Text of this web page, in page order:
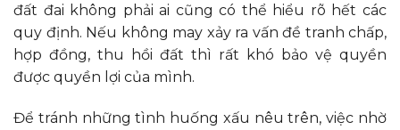
đất đai không phải ai cũng có thể hiểu rõ hết các
quy định. Nếu không may xảy ra vấn đề tranh chấp,
hợp đồng, thu hồi đất thì rất khó bảo vệ quyền
được quyền lợi của mình.
Để tránh những tình huống xấu nêu trên, việc nhờ